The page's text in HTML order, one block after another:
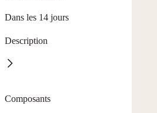
Dans les 14 jours
Description
DOUCHE À L'ALOÈS VÉRA est l'allié
Composants